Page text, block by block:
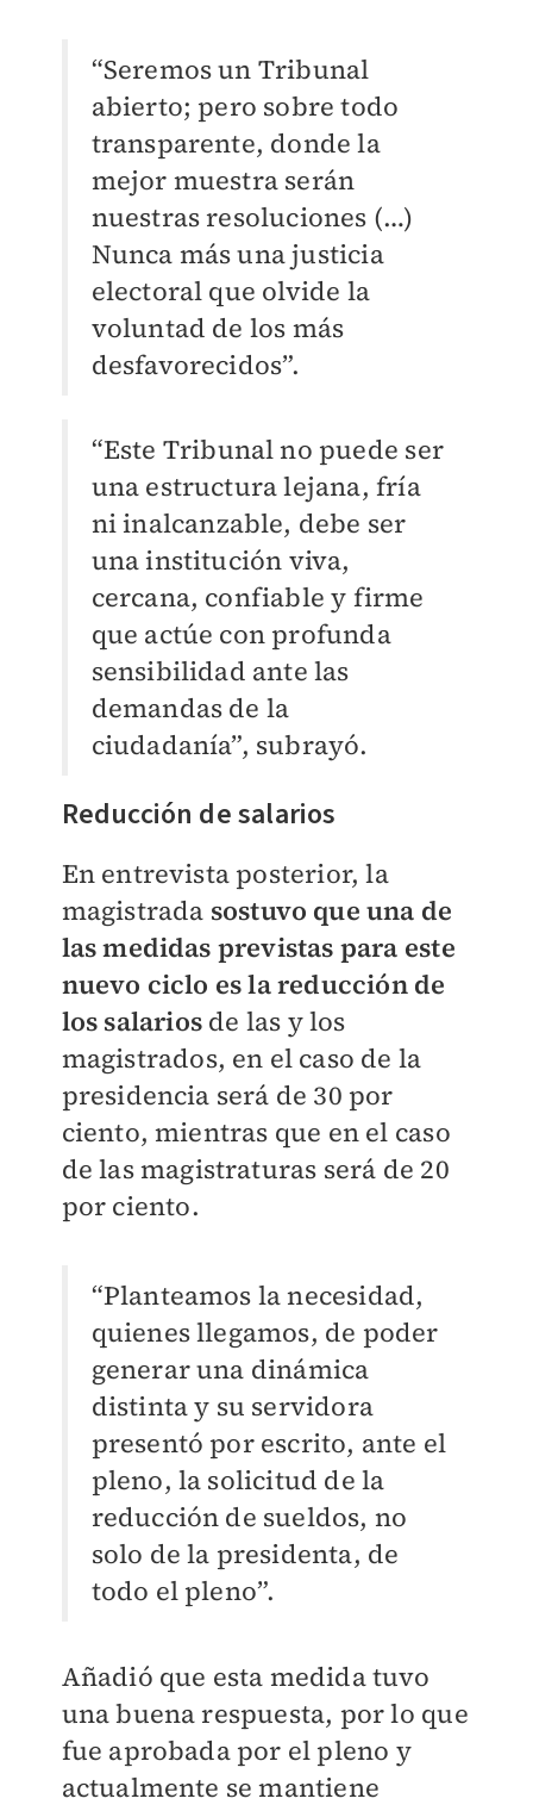
“Seremos un Tribunal
abierto; pero sobre todo
transparente, donde la
mejor muestra serán
nuestras resoluciones (…)
Nunca más una justicia
electoral que olvide la
voluntad de los más
desfavorecidos”.
“Este Tribunal no puede ser
una estructura lejana, fría
ni inalcanzable, debe ser
una institución viva,
cercana, confiable y firme
que actúe con profunda
sensibilidad ante las
demandas de la
ciudadanía”, subrayó.
Reducción de salarios
En entrevista posterior, la
magistrada sostuvo que una de
las medidas previstas para este
nuevo ciclo es la reducción de
los salarios de las y los
magistrados, en el caso de la
presidencia será de 30 por
ciento, mientras que en el caso
de las magistraturas será de 20
por ciento.
“Planteamos la necesidad,
quienes llegamos, de poder
generar una dinámica
distinta y su servidora
presentó por escrito, ante el
pleno, la solicitud de la
reducción de sueldos, no
solo de la presidenta, de
todo el pleno”.
Añadió que esta medida tuvo
una buena respuesta, por lo que
fue aprobada por el pleno y
actualmente se mantiene